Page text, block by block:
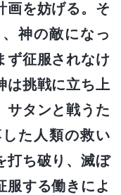
画を妨げる。そ
神の敵になっ
ず征服されなけ
は挑戦に立ち上
サタンと戦うた
た人類の救い
打ち破り、滅ぼ
服する働きによ